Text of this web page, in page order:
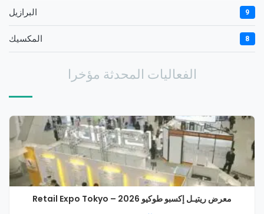
البرازيل 9
المكسيك 8
الفعاليات المحدثة مؤخرا
معرض ريتيـل إكسبو طوكيو 2026 – Retail Expo Tokyo